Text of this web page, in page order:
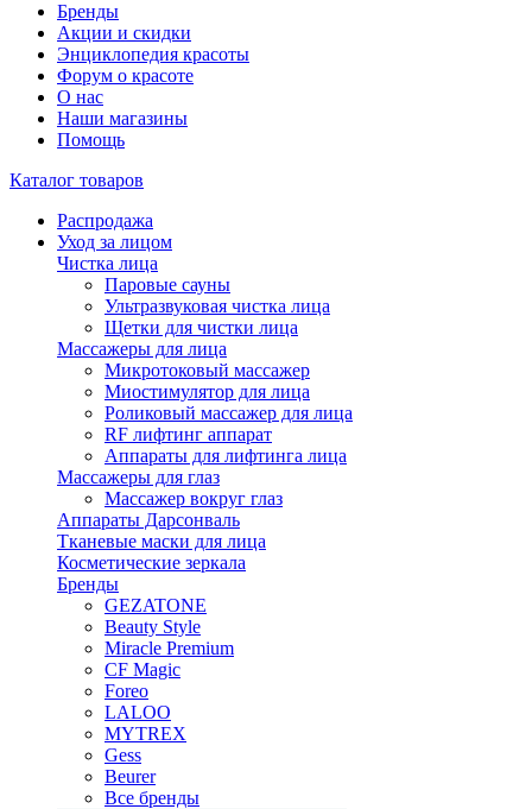
Бренды
Акции и скидки
Энциклопедия красоты
Форум о красоте
О нас
Наши магазины
Помощь
Каталог товаров
Распродажа
Уход за лицом
Чистка лица
Паровые сауны
Ультразвуковая чистка лица
Щетки для чистки лица
Массажеры для лица
Микротоковый массажер
Миостимулятор для лица
Роликовый массажер для лица
RF лифтинг аппарат
Аппараты для лифтинга лица
Массажеры для глаз
Массажер вокруг глаз
Аппараты Дарсонваль
Тканевые маски для лица
Косметические зеркала
Бренды
GEZATONE
Beauty Style
Miracle Premium
CF Magic
Foreo
LALOO
MYTREX
Gess
Beurer
Все бренды